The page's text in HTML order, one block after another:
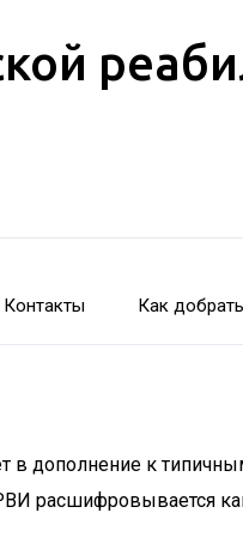
Контакты Как
дополнение к
расшифровывается